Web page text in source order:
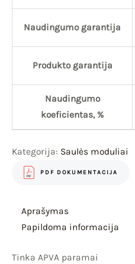
Naudingumo garantija
Produkto garantija
Naudingumo
koeficientas, %
Kategorija: Saulės moduliai
PDF DOKUMENTACIJA
Aprašymas
Papildoma informacija
Tinka APVA paramai